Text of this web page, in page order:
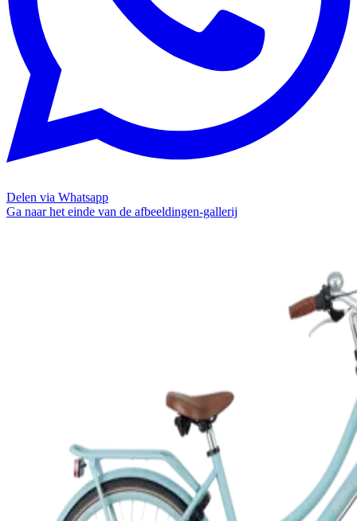
Delen via Whatsapp
Ga naar het einde van de afbeeldingen-gallerij